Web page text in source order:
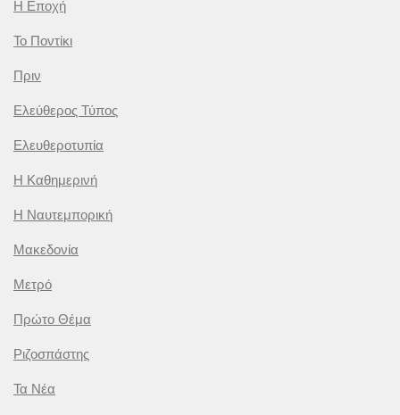
Η Εποχή
Το Ποντίκι
Πριν
Ελεύθερος Τύπος
Ελευθεροτυπία
Η Καθημερινή
Η Ναυτεμπορική
Μακεδονία
Μετρό
Πρώτο Θέμα
Ριζοσπάστης
Τα Νέα